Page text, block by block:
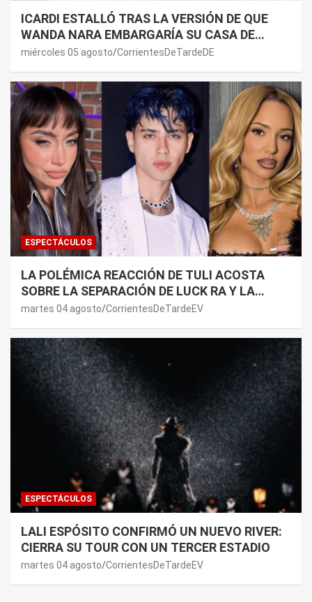
ICARDI ESTALLÓ TRAS LA VERSIÓN DE QUE
WANDA NARA EMBARGARÍA SU CASA DE
NORDELTA: “NECESITAN RASCAR DE ALGÚN
miércoles 05 agosto CorrientesDeTardeDE
ESPECTÁCULOS
LA POLÉMICA REACCIÓN DE TULI ACOSTA
SOBRE LA SEPARACIÓN DE LUCK RA Y LA
JOAQUI: “¿MI VERDAD?”
martes 04 agosto CorrientesDeTardeEV
ESPECTÁCULOS
LALI ESPÓSITO CONFIRMÓ UN NUEVO RIVER:
CIERRA SU TOUR CON UN TERCER ESTADIO
martes 04 agosto CorrientesDeTardeEV